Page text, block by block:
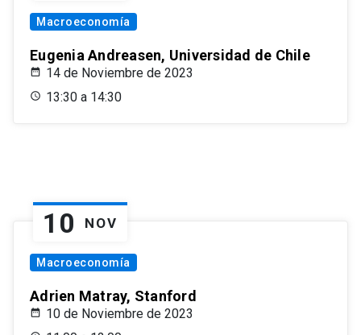
Macroeconomía
Eugenia Andreasen, Universidad de Chile
14 de Noviembre de 2023
13:30 a 14:30
10 NOV
Macroeconomía
Adrien Matray, Stanford
10 de Noviembre de 2023